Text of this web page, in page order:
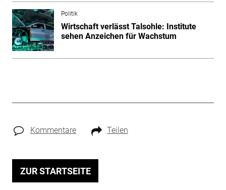
Politik
Wirtschaft verlässt Talsohle: Institute
sehen Anzeichen für Wachstum
Kommentare Teilen
ZUR STARTSEITE